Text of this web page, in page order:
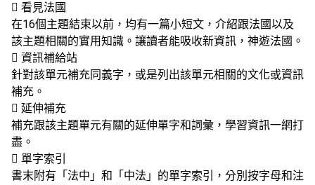
 看見法國
在16個主題結束以前，均有一篇小短文，介紹跟法國以及
該主題相關的實用知識。讓讀者能吸收新資訊，神遊法國。
 資訊補給站
針對該單元補充同義字，或是列出該單元相關的文化或資訊
補充。
 延伸補充
補充跟該主題單元有關的延伸單字和詞彙，學習資訊一網打
盡。
 單字索引
書末附有「法中」和「中法」的單字索引，分別按字母和注